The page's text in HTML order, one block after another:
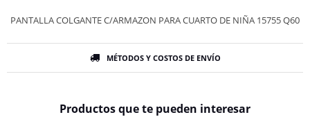
PANTALLA COLGANTE C/ARMAZON PARA CUARTO DE NIÑA 15755 Q60
MÉTODOS Y COSTOS DE ENVÍO
Productos que te pueden interesar